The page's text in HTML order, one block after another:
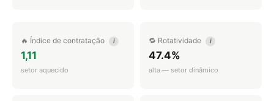
🔥 Índice de contratação i
1,11
setor aquecido
🔁 Rotatividade i
47.4%
alta — setor dinâmico